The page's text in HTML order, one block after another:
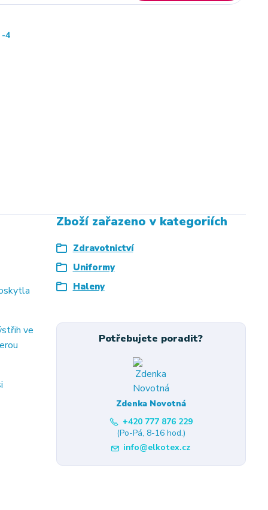
-4
ve
Zboží zařazeno v kategoriích
Zdravotnictví
Uniformy
Haleny
Potřebujete poradit?
Zdenka Novotná
+420 777 876 229
(Po-Pá, 8-16 hod.)
info@elkotex.cz